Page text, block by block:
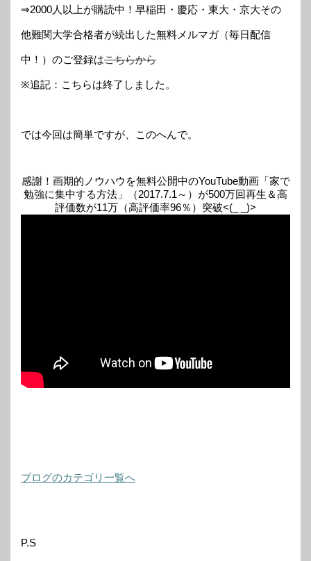
⇒2000人以上が購読中！早稲田・慶応・東大・京大その
他難関大学合格者が続出した無料メルマガ（毎日配信
中！）のご登録はこちらから
※追記：こちらは終了しました。
では今回は簡単ですが、このへんで。
感謝！画期的ノウハウを無料公開中のYouTube動画「家で
勉強に集中する方法」（2017.7.1～）が500万回再生＆高
評価数が11万（高評価率96％）突破<(_ _)>
ブログのカテゴリ一覧へ
P.S